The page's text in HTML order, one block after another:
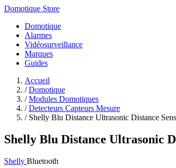
Domotique Store
Domotique
Alarmes
Vidéosurveillance
Marques
Guides
Accueil
/ Domotique
/ Modules Domotiques
/ Detecteurs Capteurs Mesure
/ Shelly Blu Distance Ultrasonic Distance
Shelly Blu Distance Ultrasonic
Shelly Bluetooth